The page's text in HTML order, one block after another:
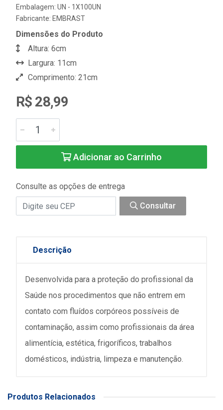
Embalagem: UN - 1X100UN
Fabricante: EMBRAST
Dimensões do Produto
Altura: 6cm
Largura: 11cm
Comprimento: 21cm
R$ 28,99
Adicionar ao Carrinho
Consulte as opções de entrega
Consultar
Descrição
Desenvolvida para a proteção do profissional da
Saúde nos procedimentos que não entrem em
contato com fluídos corpóreos possíveis de
contaminação, assim como profissionais da área
alimentícia, estética, frigoríficos, trabalhos
domésticos, indústria, limpeza e manutenção.
Produtos Relacionados